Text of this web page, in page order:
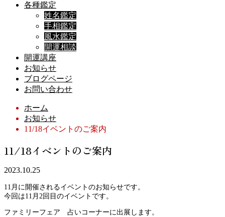
各種鑑定
姓名鑑定
手相鑑定
風水鑑定
開運相談
開運講座
お知らせ
ブログページ
お問い合わせ
ホーム
お知らせ
11/18イベントのご案内
11/18イベントのご案内
2023.10.25
11月に開催されるイベントのお知らせです。
今回は11月2回目のイベントです。
ファミリーフェア 占いコーナーに出展します。